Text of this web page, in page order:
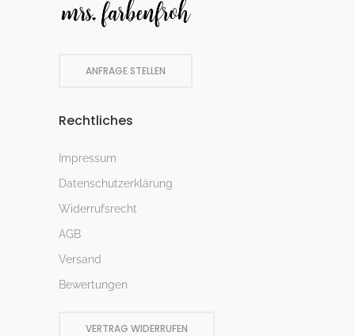
ANFRAGE STELLEN
Rechtliches
Impressum
Datenschutzerklärung
Widerrufsrecht
AGB
Versand
Bewertungen
VERTRAG WIDERRUFEN